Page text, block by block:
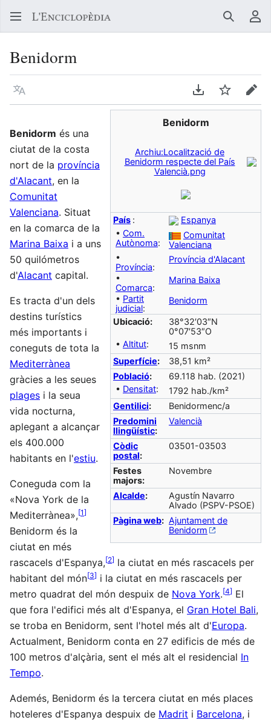
Buscar
Benidorm
Llegir en un atre idioma Descarregar en
Vigilar
Benidorm
Archiu:Localització de
Benidorm respecte del País
Valencià.png
País :
Espanya
• Com.
Autònoma:
Comunitat
Valenciana
•
Província:
Província d'Alacant
•
Comarca:
Marina Baixa
• Partit
judicial:
Benidorm
Ubicació:
38°32′03″N
0°07′53″O
• Altitut:
15 msnm
Superfície:
38,51 km²
Població:
69.118 hab. (2021)
• Densitat:
1792 hab./km²
Gentilici:
Benidormenc/a
Predomini
llingüístic:
Valencià
Còdic
postal:
03501-03503
Festes
majors:
Novembre
Alcalde:
Agustín Navarro
Alvado (PSPV-PSOE)
Pàgina web: Ajuntament de
Benidorm
Benidorm és una
ciutat de la costa
nort de la província
d'Alacant, en la
Comunitat
Valenciana. Situat
en la comarca de la
Marina Baixa i a uns
50 quilómetros
d'Alacant capital.
Es tracta d'un dels
destins turístics
més importants i
coneguts de tota la
Mediterrànea
gràcies a les seues
plages i la seua
vida nocturna,
aplegant a alcançar
els 400.000
habitants en l'estiu.
Coneguda com la
«Nova York de la
Mediterrànea»,[1]
Benidorm és la
ciutat en més
rascacels d'Espanya,[2] la ciutat en més rascacels per
habitant del món[3] i la ciutat en més rascacels per
metro quadrat del món despuix de Nova York.[4] El
que fora l'edifici més alt d'Espanya, el Gran Hotel Bali,
se troba en Benidorm, sent l'hotel més alt d'Europa.
Actualment, Benidorm conta en 27 edificis de més de
100 metros d'alçària, sent el més alt el residencial In
Tempo.
Ademés, Benidorm és la tercera ciutat en més places
hoteleres d'Espanya despuix de Madrit i Barcelona, i